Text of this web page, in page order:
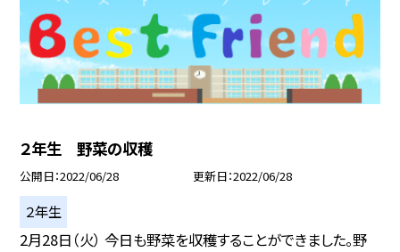
２年生 野菜の収穫
公開日 2022/06/28 更新日 2022/06/28
２年生
2月28日（火） 今日も野菜を収穫することができました。野